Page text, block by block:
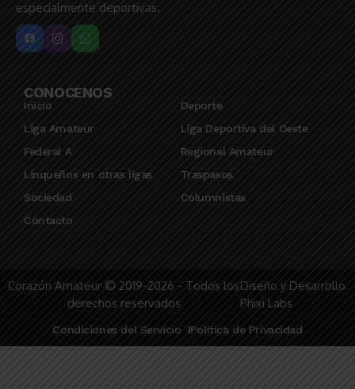
especialmente deportivas.
CONOCENOS
Inicio
Deporte
Liga Amateur
Liga Deportiva del Oeste
Federal A
Regional Amateur
Linqueños en otras ligas
Traspasos
Sociedad
Columnistas
Contacto
Corazón Amateur © 2019-2026 - Todos los
derechos reservados
Diseño y Desarrollo
Phixi Labs
Condiciones del Servicio Política de Privacidad